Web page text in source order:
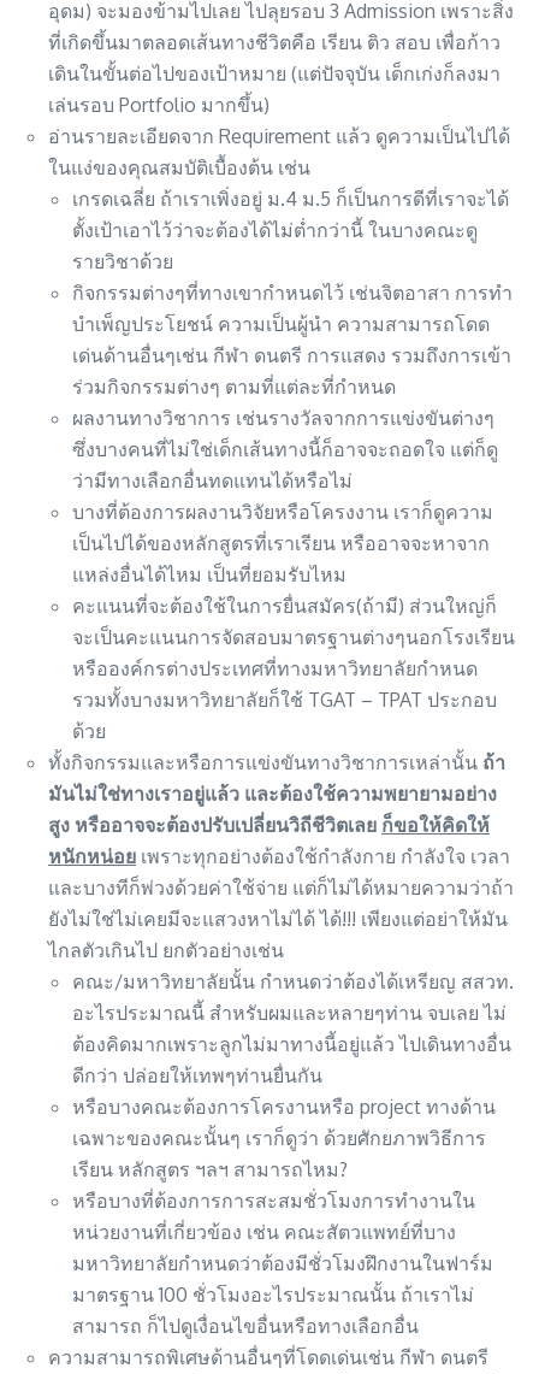
อุดม) จะมองข้ามไปเลย ไปลุยรอบ 3 Admission เพราะสิ่ง
ที่เกิดขึ้นมาตลอดเส้นทางชีวิตคือ เรียน ติว สอบ เพื่อก้าว
เดินในขั้นต่อไปของเป้าหมาย (แต่ปัจจุบัน เด็กเก่งก็ลงมา
เล่นรอบ Portfolio มากขึ้น)
อ่านรายละเอียดจาก Requirement แล้ว ดูความเป็นไปได้
ในแง่ของคุณสมบัติเบื้องต้น เช่น
เกรดเฉลี่ย ถ้าเราเพิ่งอยู่ ม.4 ม.5 ก็เป็นการดีที่เราจะได้
ตั้งเป้าเอาไว้ว่าจะต้องได้ไม่ต่ำกว่านี้ ในบางคณะดู
รายวิชาด้วย
กิจกรรมต่างๆที่ทางเขากำหนดไว้ เช่นจิตอาสา การทำ
บำเพ็ญประโยชน์ ความเป็นผู้นำ ความสามารถโดด
เด่นด้านอื่นๆเช่น กีฬา ดนตรี การแสดง รวมถึงการเข้า
ร่วมกิจกรรมต่างๆ ตามที่แต่ละที่กำหนด
ผลงานทางวิชาการ เช่นรางวัลจากการแข่งขันต่างๆ
ซึ่งบางคนที่ไม่ใช่เด็กเส้นทางนี้ก็อาจจะถอดใจ แต่ก็ดู
ว่ามีทางเลือกอื่นทดแทนได้หรือไม่
บางที่ต้องการผลงานวิจัยหรือโครงงาน เราก็ดูความ
เป็นไปได้ของหลักสูตรที่เราเรียน หรืออาจจะหาจาก
แหล่งอื่นได้ไหม เป็นที่ยอมรับไหม
คะแนนที่จะต้องใช้ในการยื่นสมัคร(ถ้ามี) ส่วนใหญ่ก็
จะเป็นคะแนนการจัดสอบมาตรฐานต่างๆนอกโรงเรียน
หรือองค์กรต่างประเทศที่ทางมหาวิทยาลัยกำหนด
รวมทั้งบางมหาวิทยาลัยก็ใช้ TGAT – TPAT ประกอบ
ด้วย
ทั้งกิจกรรมและหรือการแข่งขันทางวิชาการเหล่านั้น ถ้า
มันไม่ใช่ทางเราอยู่แล้ว และต้องใช้ความพยายามอย่าง
สูง หรืออาจจะต้องปรับเปลี่ยนวิถีชีวิตเลย ก็ขอให้คิดให้
หนักหน่อย เพราะทุกอย่างต้องใช้กำลังกาย กำลังใจ เวลา
และบางทีก็พ่วงด้วยค่าใช้จ่าย แต่ก็ไม่ได้หมายความว่าถ้า
ยังไม่ใช่ไม่เคยมีจะแสวงหาไม่ได้ ได้!!! เพียงแต่อย่าให้มัน
ไกลตัวเกินไป ยกตัวอย่างเช่น
คณะ/มหาวิทยาลัยนั้น กำหนดว่าต้องได้เหรียญ สสวท.
อะไรประมาณนี้ สำหรับผมและหลายๆท่าน จบเลย ไม่
ต้องคิดมากเพราะลูกไม่มาทางนี้อยู่แล้ว ไปเดินทางอื่น
ดีกว่า ปล่อยให้เทพๆท่านยื่นกัน
หรือบางคณะต้องการโครงานหรือ project ทางด้าน
เฉพาะของคณะนั้นๆ เราก็ดูว่า ด้วยศักยภาพวิธีการ
เรียน หลักสูตร ฯลฯ สามารถไหม?
หรือบางที่ต้องการการสะสมชั่วโมงการทำงานใน
หน่วยงานที่เกี่ยวข้อง เช่น คณะสัตวแพทย์ที่บาง
มหาวิทยาลัยกำหนดว่าต้องมีชั่วโมงฝึกงานในฟาร์ม
มาตรฐาน 100 ชั่วโมงอะไรประมาณนั้น ถ้าเราไม่
สามารถ ก็ไปดูเงื่อนไขอื่นหรือทางเลือกอื่น
ความสามารถพิเศษด้านอื่นๆที่โดดเด่นเช่น กีฬา ดนตรี